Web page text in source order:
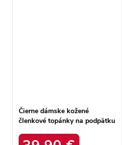
Čierne dámske kožené
členkové topánky na podpätku
NJSK 1879 BLK